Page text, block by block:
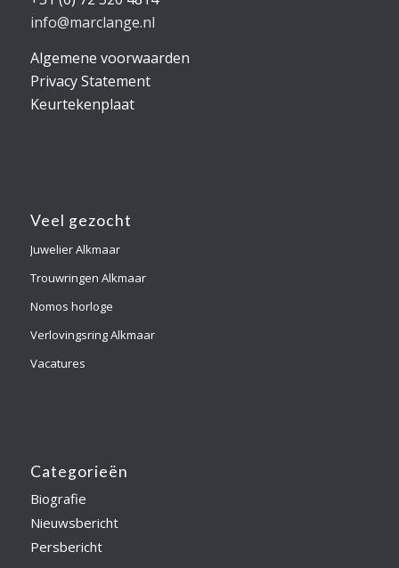
info@marclange.nl
Algemene voorwaarden
Privacy Statement
Keurtekenplaat
Veel gezocht
Juwelier Alkmaar
Trouwringen Alkmaar
Nomos horloge
Verlovingsring Alkmaar
Vacatures
Categorieën
Biografie
Nieuwsbericht
Persbericht